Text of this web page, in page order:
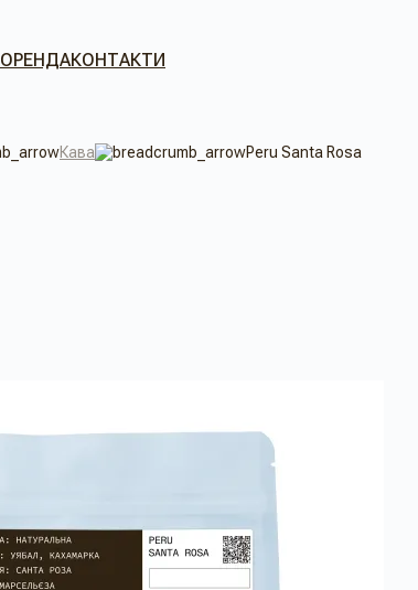
ОРЕНДАКОНТАКТИ
Кава Peru Santa Rosa